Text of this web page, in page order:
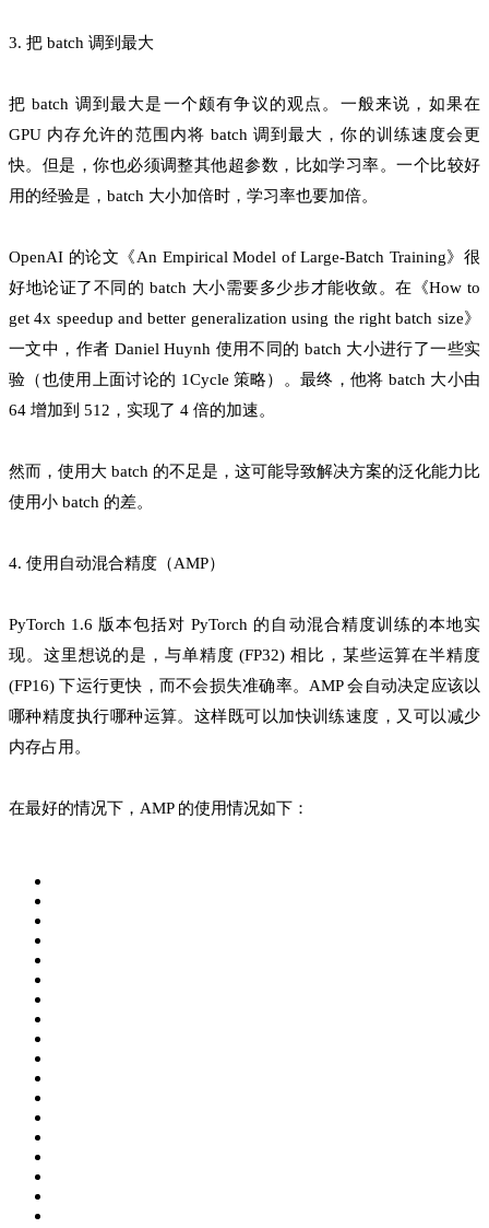
3. 把 batch 调到最大
把 batch 调到最大是一个颇有争议的观点。一般来说，如果在
GPU 内存允许的范围内将 batch 调到最大，你的训练速度会更
快。但是，你也必须调整其他超参数，比如学习率。一个比较好
用的经验是，batch 大小加倍时，学习率也要加倍。
OpenAI 的论文《An Empirical Model of Large-Batch Training》很
好地论证了不同的 batch 大小需要多少步才能收敛。在《How to
get 4x speedup and better generalization using the right batch size》
一文中，作者 Daniel Huynh 使用不同的 batch 大小进行了一些实
验（也使用上面讨论的 1Cycle 策略）。最终，他将 batch 大小由
64 增加到 512，实现了 4 倍的加速。
然而，使用大 batch 的不足是，这可能导致解决方案的泛化能力比
使用小 batch 的差。
4. 使用自动混合精度（AMP）
PyTorch 1.6 版本包括对 PyTorch 的自动混合精度训练的本地实
现。这里想说的是，与单精度 (FP32) 相比，某些运算在半精度
(FP16) 下运行更快，而不会损失准确率。AMP 会自动决定应该以
哪种精度执行哪种运算。这样既可以加快训练速度，又可以减少
内存占用。
在最好的情况下，AMP 的使用情况如下：